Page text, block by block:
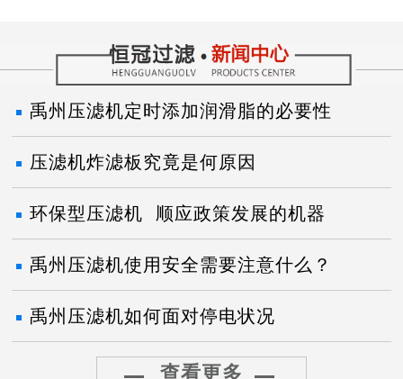
禹州压滤机定时添加润滑脂的必要性
压滤机炸滤板究竟是何原因
环保型压滤机 顺应政策发展的机器
禹州压滤机使用安全需要注意什么？
禹州压滤机如何面对停电状况
查看更多